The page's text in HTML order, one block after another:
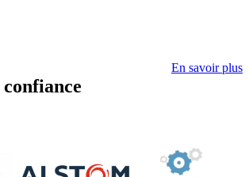
En savoir plus